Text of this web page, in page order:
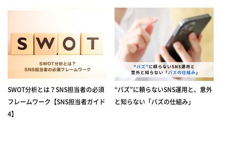
SWOT分析とは？SNS担当者の必須
フレームワーク【SNS担当者ガイド
4】
“バズ”に頼らないSNS運用と、意外
と知らない「バズの仕組み」